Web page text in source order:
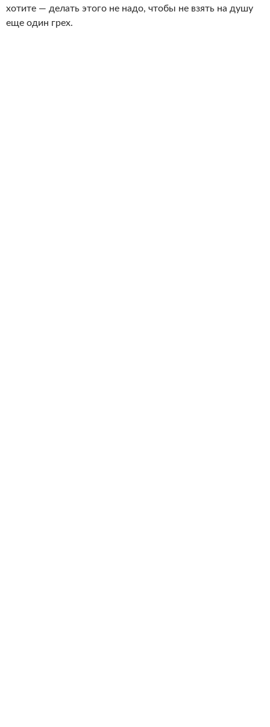
хотите — делать этого не надо, чтобы не взять на душу
еще один грех.